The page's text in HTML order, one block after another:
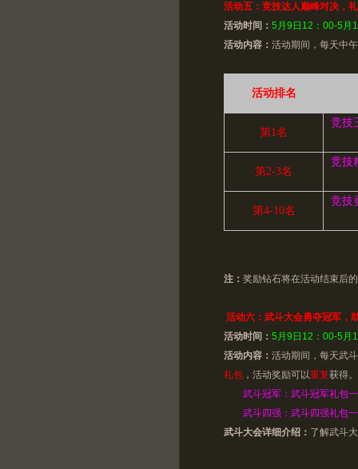
活动五：竞技达人巅峰对决，
活动时间： 5月9日12：00-5月
活动内容： 活动期间，每天中
活动排名
第1名
竞技
第2-3名
竞技
第4-10名
竞技
注： 奖励钻石将在活动结束后
活动六：武斗大会勇夺冠军，
活动时间： 5月9日12：00-5月
活动内容： 活动期间，每天武
礼包 ，活动奖励可以重复获得。
武斗冠军：武斗冠军礼包一
武斗四强：武斗四强礼包一
武斗大会详细介绍： 了解武斗